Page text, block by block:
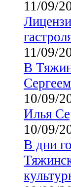
11/09/
11/09/
В
10/09/
Илья
10/09/
В дни